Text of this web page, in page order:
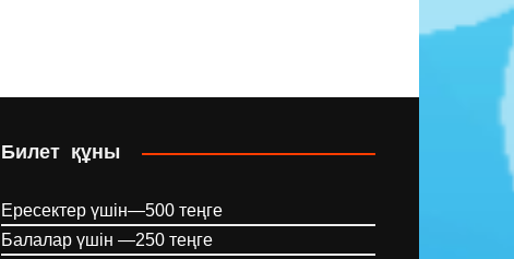
Билет құны
Ересектер үшін—500 теңге
Балалар үшін —250 теңге